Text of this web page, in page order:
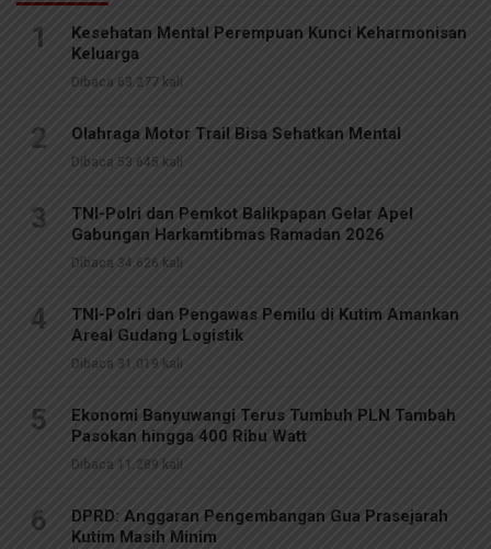
1
Kesehatan Mental Perempuan Kunci Keharmonisan
Keluarga
Dibaca 63.277 kali
2 Olahraga Motor Trail Bisa Sehatkan Mental
Dibaca 53.645 kali
3
TNI-Polri dan Pemkot Balikpapan Gelar Apel
Gabungan Harkamtibmas Ramadan 2026
Dibaca 34.626 kali
4
TNI-Polri dan Pengawas Pemilu di Kutim Amankan
Areal Gudang Logistik
Dibaca 31.019 kali
5
Ekonomi Banyuwangi Terus Tumbuh PLN Tambah
Pasokan hingga 400 Ribu Watt
Dibaca 11.289 kali
6
DPRD: Anggaran Pengembangan Gua Prasejarah
Kutim Masih Minim